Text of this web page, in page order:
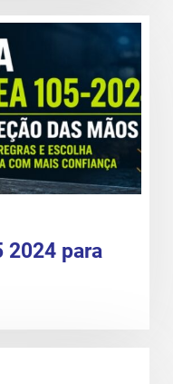
2024 para